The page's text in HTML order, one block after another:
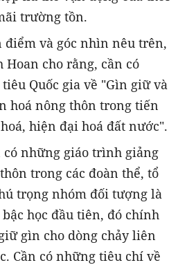
trường tồn.
và góc nhìn nêu trên,
cho rằng, cần có
Quốc gia về "Gìn giữ và
hoá nông thôn trong tiến
hiện đại hoá đất nước".
có những giáo trình giảng
trong các đoàn thể, tổ
trọng nhóm đối tượng là
học đầu tiên, đó chính
gìn cho dòng chảy liên
Cần có những tiêu chí về